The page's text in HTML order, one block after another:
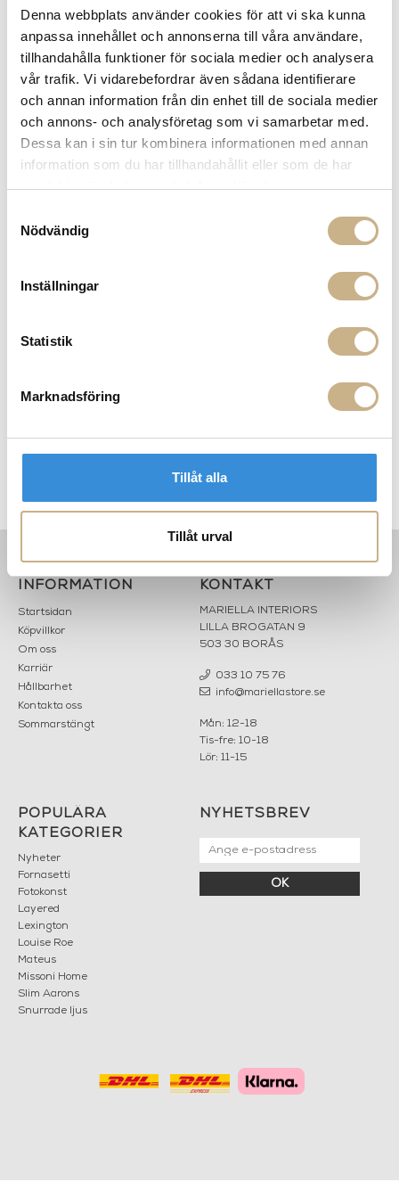
Denna webbplats använder cookies för att vi ska kunna
anpassa innehållet och annonserna till våra användare,
tillhandahålla funktioner för sociala medier och analysera
vår trafik. Vi vidarebefordrar även sådana identifierare
och annan information från din enhet till de sociala medier
och annons- och analysföretag som vi samarbetar med.
Dessa kan i sin tur kombinera informationen med annan
information som du har tillhandahållit eller som de har
samlat in när du har använt deras tjänster.
Nödvändig
Inställningar
Statistik
Marknadsföring
Tillåt alla
Tillåt urval
900:- i frakt vid köp av större möbler
Hämta i butik
FRÅGA OSS OM PRODUKTEN
SPECIFIKATIONER
INFORMATION
Startsidan
Köpvillkor
Om oss
Karriär
Hållbarhet
Kontakta oss
Sommarstängt
KONTAKT
MARIELLA INTERIORS
LILLA BROGATAN 9
503 30 BORÅS
033 10 75 76
info@mariellastore.se
Mån: 12-18
Tis-fre: 10-18
Lör: 11-15
POPULÄRA
KATEGORIER
Nyheter
Fornasetti
Fotokonst
Layered
Lexington
Louise Roe
Mateus
Missoni Home
Slim Aarons
Snurrade ljus
NYHETSBREV
OK